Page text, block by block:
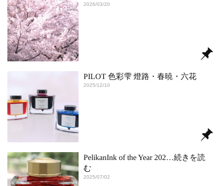
2026/03/20
PILOT 色彩雫 燈路・春暁・六花
2025/12/10
PelikanInk of the Year 202…続きを読
む
2025/07/02